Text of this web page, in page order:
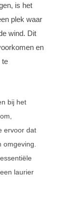
is het
plek waar
wind. Dit
en
te
bij het
ervoor dat
laurier